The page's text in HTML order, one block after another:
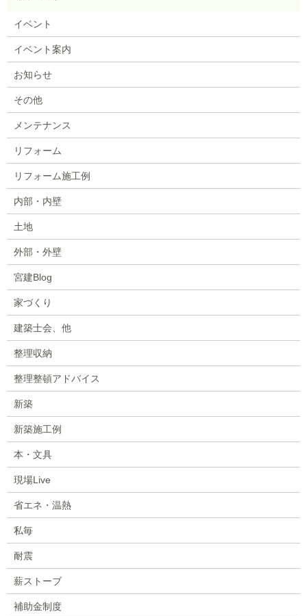
イベント
イベント案内
お知らせ
その他
メンテナンス
リフォーム
リフォーム施工例
内部・内壁
土地
外部・外壁
宮建Blog
家づくり
建築士会、他
整理収納
整理整頓アドバイス
新築
新築施工例
本・文具
現場Live
省エネ・温熱
私毎
耐震
薪ストーブ
補助金制度